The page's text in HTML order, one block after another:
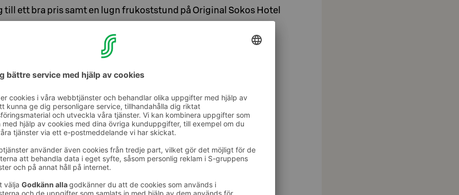
ett bra pris samt en lugn frukoststund på Original Sokos Hotel
en paus från vardagen? Vi har ett bra
Kaarle, Karleby
dygn/i dub­bel­rum